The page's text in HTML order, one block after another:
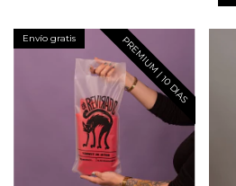
Envío gratis PREMIUM | 10 DIAS